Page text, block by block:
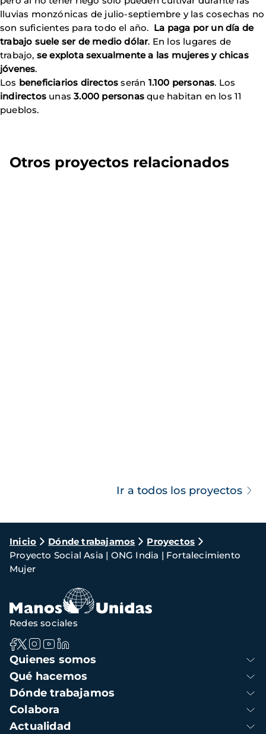
lluvias monzónicas de julio-septiembre y las cosechas no
son suficientes para todo el año. La paga por un día de
trabajo suele ser de medio dólar. En los lugares de
trabajo, se explota sexualmente a las mujeres y chicas
jóvenes.
Los beneficiarios directos serán 1.100 personas. Los
indirectos unas3.000 personas que habitan en los 11
pueblos.
Otros proyectos relacionados
Ir a todos los proyectos
Ruta
de
navegación
Inicio Dónde trabajamos
Proyectos
Proyecto Social Asia | ONG India | Fortalecimiento
Mujer
Navegación
principal
Quienes somos
Qué hacemos
Dónde trabajamos
Colabora
Actualidad
Redes sociales